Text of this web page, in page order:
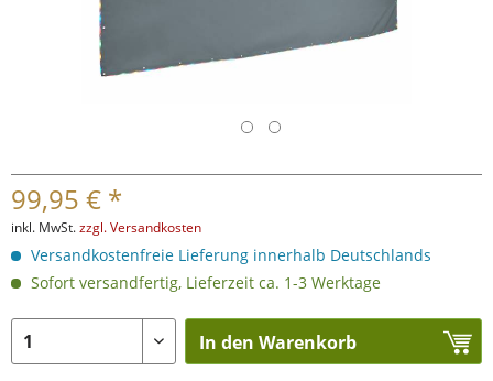
99,95 € *
inkl. MwSt.zzgl. Versandkosten
Versandkostenfreie Lieferung innerhalb Deutschlands
Sofort versandfertig, Lieferzeit ca. 1-3 Werktage
In den Warenkorb